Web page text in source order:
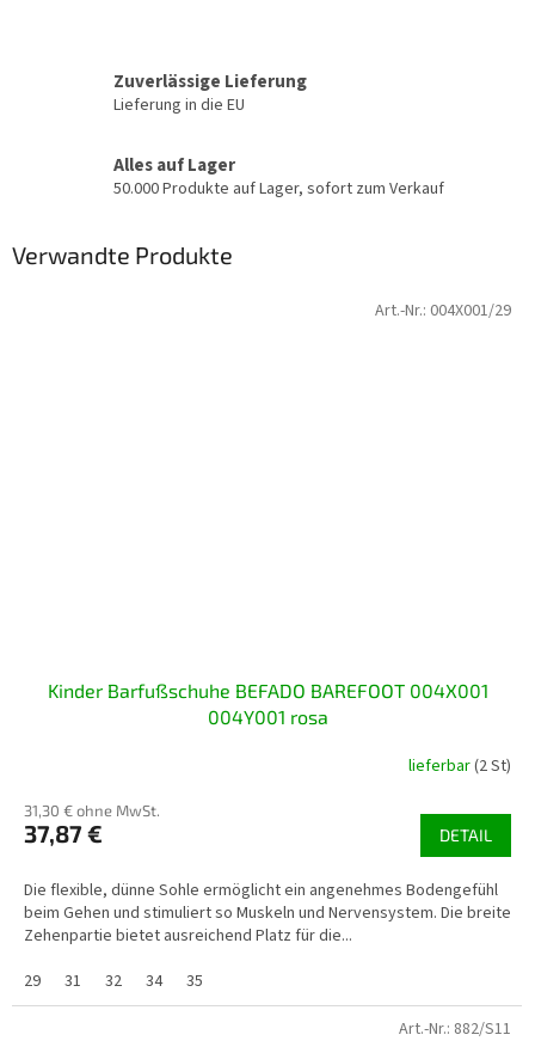
Zuverlässige Lieferung
Lieferung in die EU
Alles auf Lager
50.000 Produkte auf Lager, sofort zum Verkauf
Verwandte Produkte
Kinder Barfußschuhe BEFADO BAREFOOT 004X001
004Y001 rosa
lieferbar(2 St)
31,30 € ohne MwSt.
37,87 € DETAIL
Die flexible, dünne Sohle ermöglicht ein angenehmes Bodengefühl
beim Gehen und stimuliert so Muskeln und Nervensystem. Die breite
Zehenpartie bietet ausreichend Platz für die...
29
31 32 34 35
Art.-Nr.: 004X001/29
Art.-Nr.: 882/S11